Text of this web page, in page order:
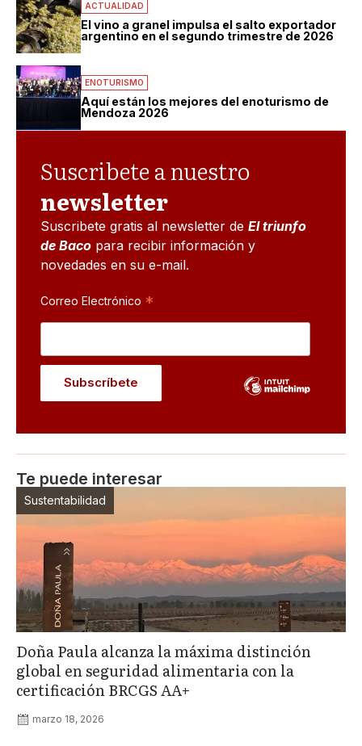
ACTUALIDAD
El vino a granel impulsa el salto exportador
argentino en el segundo trimestre de 2026
ENOTURISMO
Aquí están los mejores del enoturismo de
Mendoza 2026
Suscribete a nuestro
newsletter
Suscribete gratis al newsletter de El triunfo
de Baco para recibir información y
novedades en su e-mail.
Correo Electrónico *
Te puede interesar
Sustentabilidad
Doña Paula alcanza la máxima distinción
global en seguridad alimentaria con la
certificación BRCGS AA+
marzo 18, 2026